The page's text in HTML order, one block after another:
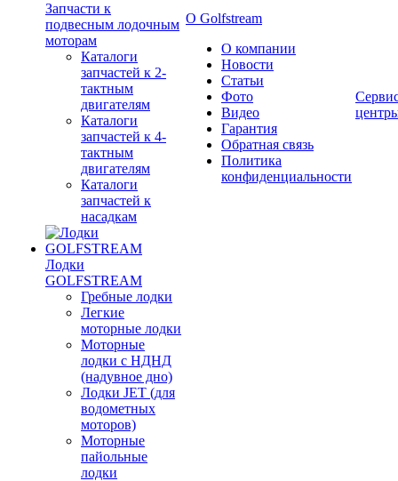
Запчасти к
подвесным лодочным
моторам
Каталоги
запчастей к 2-
тактным
двигателям
Каталоги
запчастей к 4-
тактным
двигателям
Каталоги
запчастей к
насадкам
Лодки
GOLFSTREAM
Гребные лодки
Легкие
моторные лодки
Моторные
лодки с НДНД
(надувное дно)
Лодки JET (для
водометных
моторов)
Моторные
пайольные
лодки
О Golfstream
О компании
Новости
Статьи
Фото
Видео
Гарантия
Обратная связь
Политика
конфиденциальности